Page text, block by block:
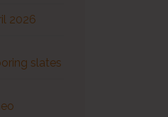
2026
slates